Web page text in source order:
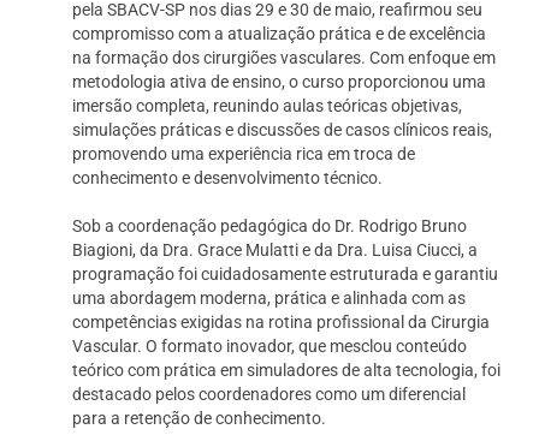
pela SBACV-SP nos dias 29 e 30 de maio, reafirmou seu
compromisso com a atualização prática e de excelência
na formação dos cirurgiões vasculares. Com enfoque em
metodologia ativa de ensino, o curso proporcionou uma
imersão completa, reunindo aulas teóricas objetivas,
simulações práticas e discussões de casos clínicos reais,
promovendo uma experiência rica em troca de
conhecimento e desenvolvimento técnico.
Sob a coordenação pedagógica do Dr. Rodrigo Bruno
Biagioni, da Dra. Grace Mulatti e da Dra. Luisa Ciucci, a
programação foi cuidadosamente estruturada e garantiu
uma abordagem moderna, prática e alinhada com as
competências exigidas na rotina profissional da Cirurgia
Vascular. O formato inovador, que mesclou conteúdo
teórico com prática em simuladores de alta tecnologia, foi
destacado pelos coordenadores como um diferencial
para a retenção de conhecimento.